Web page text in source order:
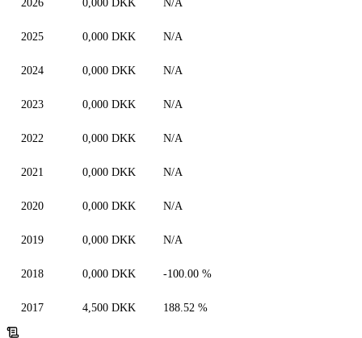
2026 0,000 DKK N/A
2025 0,000 DKK N/A
2024 0,000 DKK N/A
2023 0,000 DKK N/A
2022 0,000 DKK N/A
2021 0,000 DKK N/A
2020 0,000 DKK N/A
2019 0,000 DKK N/A
2018 0,000 DKK -100.00 %
2017 4,500 DKK 188.52 %